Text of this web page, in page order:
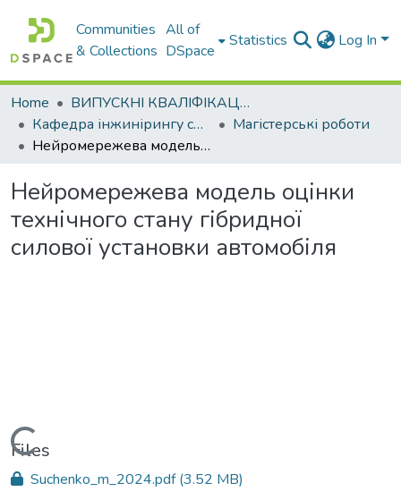
Communities
& Collections
All of
DSpace
Statistics Log In
Home
ВИПУСКНІ КВАЛІФІКАЦІЙНІ РОБОТИ
Кафедра інжинірингу систем автомобільного транспорту
Магістерські роботи
Нейромережева модель оцінки технічного стану гібридної силової установки автомобіля
Нейромережева модель оцінки
технічного стану гібридної
силової установки автомобіля
Loading...
Files
Suchenko_m_2024.pdf(3.52 MB)